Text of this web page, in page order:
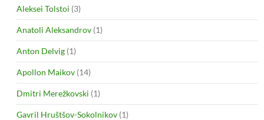
Aleksei Tolstoi (3)
Anatoli Aleksandrov (1)
Anton Delvig (1)
Apollon Maikov (14)
Dmitri Merežkovski (1)
Gavril Hruštšov-Sokolnikov (1)